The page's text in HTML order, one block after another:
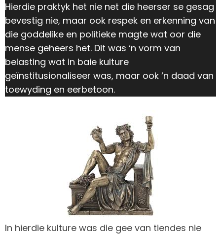
Hierdie praktyk het nie net die heerser se gesag
bevestig nie, maar ook respek en erkenning van
die goddelike en politieke magte wat oor die
mense geheers het. Dit was ‘n vorm van
belasting wat in baie kulture
geïnstitusionaliseer was, maar ook ‘n daad van
toewyding en eerbetoon.
In hierdie kulture was die gee van tiendes nie